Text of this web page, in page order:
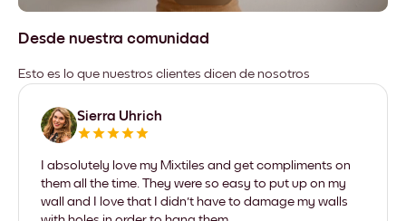
Desde nuestra comunidad
Esto es lo que nuestros clientes dicen de nosotros
Sierra Uhrich
I absolutely love my Mixtiles and get compliments on
them all the time. They were so easy to put up on my
wall and I love that I didn't have to damage my walls